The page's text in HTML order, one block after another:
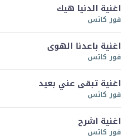
اغنية الدنيا هيك
فور كاتس
اغنية باعدنا الهوى
فور كاتس
اغنية تبقى عني بعيد
فور كاتس
اغنية اشرح
فور كاتس